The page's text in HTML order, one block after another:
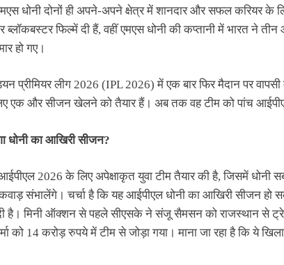
धोनी दोनों ही अपने-अपने क्षेत्र में शानदार और सफल करियर के
फिल्में दी हैं, वहीं एमएस धोनी की कप्तानी में भारत ने
हो गए।
प्रीमियर लीग 2026 (IPL 2026) में एक बार फिर मैदान पर
एक और सीजन खेलने को तैयार हैं। अब तक वह टीम को पांच
धोनी का आखिरी सीजन?
2026 के लिए अपेक्षाकृत युवा टीम तैयार की है, जिसमें धोनी
संभालेंगे। चर्चा है कि यह आईपीएल धोनी का आखिरी सीजन हो
है। मिनी ऑक्शन से पहले सीएसके ने संजू सैमसन को राजस्थान से
को 14 करोड़ रुपये में टीम से जोड़ा गया। माना जा रहा है कि ये